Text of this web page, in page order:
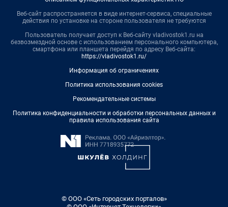
Веб-сайт распространяется в виде интернет-сервиса, специальные
действия по установке на стороне пользователя не требуются
Пользователь получает доступ к Веб-сайту vladivostok1.ru на
безвозмездной основе с использованием персонального компьютера,
смартфона или планшета перейдя по адресу Веб-сайта:
https://vladivostok1.ru/
Информация об ограничениях
Политика использования cookies
Рекомендательные системы
Политика конфиденциальности и обработки персональных данных и
правила использования сайта
© ООО «Сеть городских порталов»